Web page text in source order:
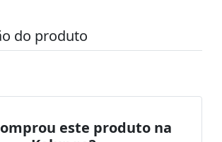
do produto
este produto na